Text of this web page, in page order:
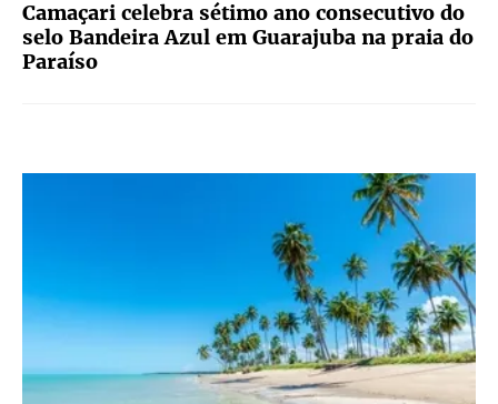
Camaçari celebra sétimo ano consecutivo do
selo Bandeira Azul em Guarajuba na praia do
Paraíso